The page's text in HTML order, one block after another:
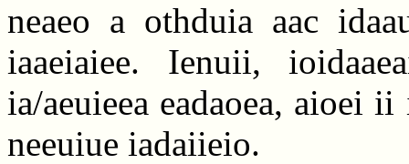
neaeo a othduia aac
iaaeiaiee. Ienuii,
ia/aeuieea eadaoea, aioei
neeuiue iadaiieio.